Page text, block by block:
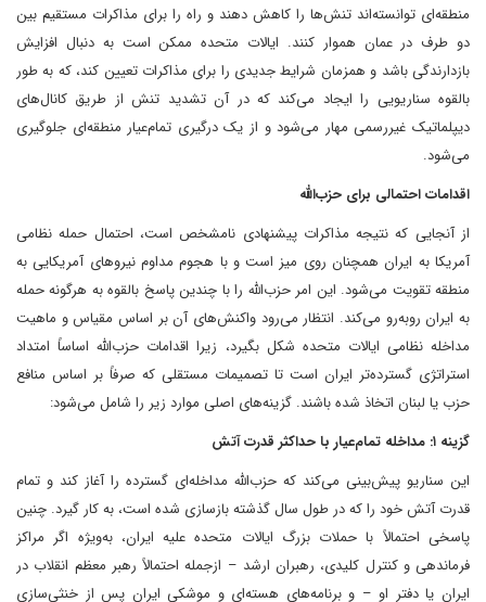
منطقه‌ای توانسته‌اند تنش‌ها را کاهش دهند و راه را برای مذاکرات مستقیم بین
دو طرف در عمان هموار کنند. ایالات متحده ممکن است به دنبال افزایش
بازدارندگی باشد و همزمان شرایط جدیدی را برای مذاکرات تعیین کند، که به طور
بالقوه سناریویی را ایجاد می‌کند که در آن تشدید تنش از طریق کانال‌های
دیپلماتیک غیررسمی مهار می‌شود و از یک درگیری تمام‌عیار منطقه‌ای جلوگیری
می‌شود.
اقدامات احتمالی برای حزب‌الله
از آنجایی که نتیجه مذاکرات پیشنهادی نامشخص است، احتمال حمله نظامی
آمریکا به ایران همچنان روی میز است و با هجوم مداوم نیروهای آمریکایی به
منطقه تقویت می‌شود. این امر حزب‌الله را با چندین پاسخ بالقوه به هرگونه حمله
به ایران روبه‌رو می‌کند. انتظار می‌رود واکنش‌های آن بر اساس مقیاس و ماهیت
مداخله نظامی ایالات متحده شکل بگیرد، زیرا اقدامات حزب‌الله اساساً امتداد
استراتژی گسترده‌تر ایران است تا تصمیمات مستقلی که صرفاً بر اساس منافع
حزب یا لبنان اتخاذ شده باشند. گزینه‌های اصلی موارد زیر را شامل می‌شود:
گزینه ۱: مداخله تمام‌عیار با حداکثر قدرت آتش
این سناریو پیش‌بینی می‌کند که حزب‌الله مداخله‌ای گسترده را آغاز کند و تمام
قدرت آتش خود را که در طول سال گذشته بازسازی شده است، به کار گیرد. چنین
پاسخی احتمالاً با حملات بزرگ ایالات متحده علیه ایران، به‌ویژه اگر مراکز
فرماندهی و کنترل کلیدی، رهبران ارشد – ازجمله احتمالاً رهبر معظم انقلاب در
ایران یا دفتر او – و برنامه‌های هسته‌ای و موشکی ایران پس از خنثی‌سازی